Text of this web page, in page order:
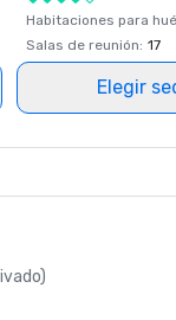
Habitaciones para
Salas de reunión: 17
Elegir